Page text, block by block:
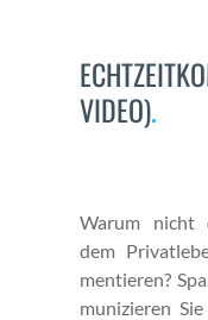
VIDEO).
Warum nicht
dem
men­tieren?
mu­nizieren